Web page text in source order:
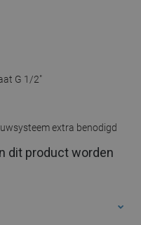
G 1/2"
extra benodigd
dit product worden